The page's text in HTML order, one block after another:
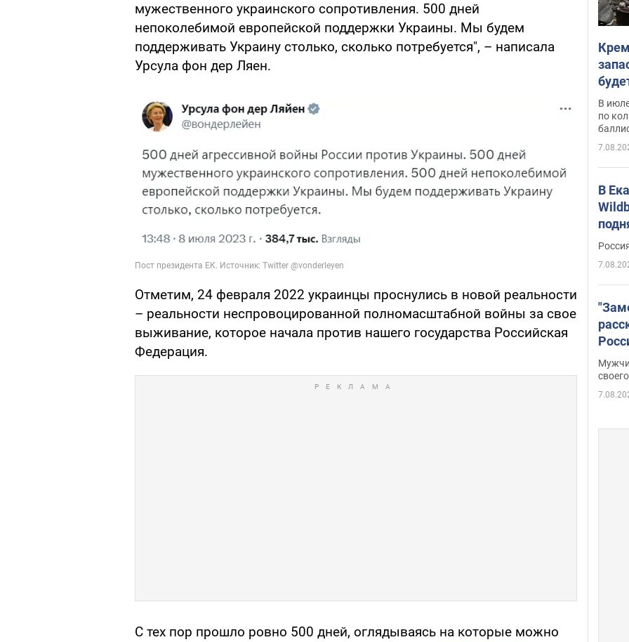
мужественного украинского сопротивления. 500 дней
непоколебимой европейской поддержки Украины. Мы будем
поддерживать Украину столько, сколько потребуется", – написала
Урсула фон дер Ляен.
Отметим, 24 февраля 2022 украинцы проснулись в новой реальности
– реальности неспровоцированной полномасштабной войны за свое
выживание, которое начала против нашего государства Российская
Федерация.
С тех пор прошло ровно 500 дней, оглядываясь на которые можно
В
по
В
Фото